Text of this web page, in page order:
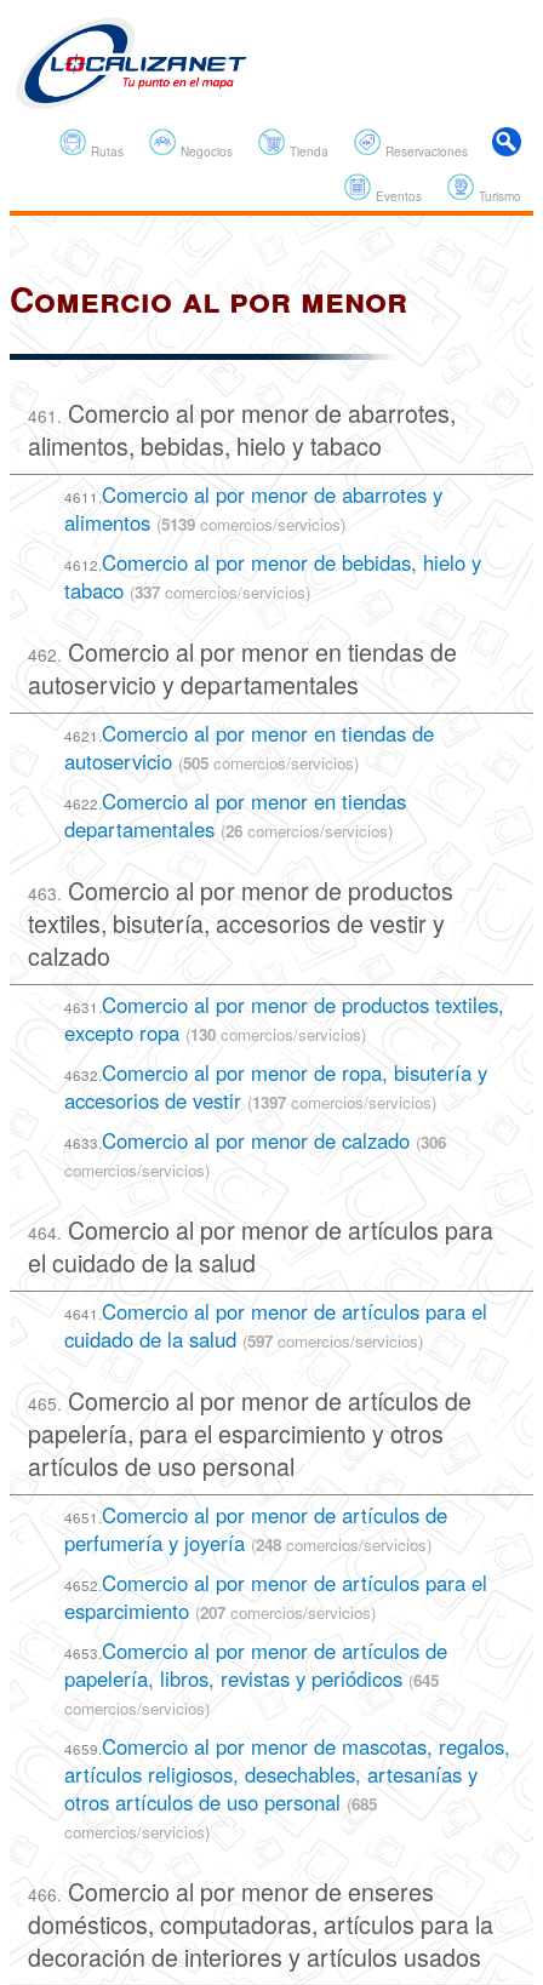
Reservaciones
Tienda
Negocios
Rutas
Turismo
Eventos
Comercio al por menor
461. Comercio al por menor de abarrotes,
alimentos, bebidas, hielo y tabaco
4611.Comercio al por menor de abarrotes y
alimentos (5139 comercios/servicios)
4612.Comercio al por menor de bebidas, hielo y
tabaco (337 comercios/servicios)
462. Comercio al por menor en tiendas de
autoservicio y departamentales
4621.Comercio al por menor en tiendas de
autoservicio (505 comercios/servicios)
4622.Comercio al por menor en tiendas
departamentales (26 comercios/servicios)
463. Comercio al por menor de productos
textiles, bisutería, accesorios de vestir y
calzado
4631.Comercio al por menor de productos textiles,
excepto ropa (130 comercios/servicios)
4632.Comercio al por menor de ropa, bisutería y
accesorios de vestir (1397 comercios/servicios)
4633.Comercio al por menor de calzado (306
comercios/servicios)
464. Comercio al por menor de artículos para
el cuidado de la salud
4641.Comercio al por menor de artículos para el
cuidado de la salud (597 comercios/servicios)
465. Comercio al por menor de artículos de
papelería, para el esparcimiento y otros
artículos de uso personal
4651.Comercio al por menor de artículos de
perfumería y joyería (248 comercios/servicios)
4652.Comercio al por menor de artículos para el
esparcimiento (207 comercios/servicios)
4653.Comercio al por menor de artículos de
papelería, libros, revistas y periódicos (645
comercios/servicios)
4659.Comercio al por menor de mascotas, regalos,
artículos religiosos, desechables, artesanías y
otros artículos de uso personal (685
comercios/servicios)
466. Comercio al por menor de enseres
domésticos, computadoras, artículos para la
decoración de interiores y artículos usados